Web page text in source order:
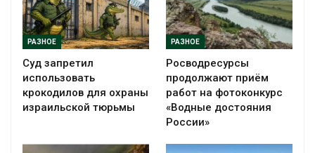
РАЗНОЕ
Суд запретил
использовать
крокодилов для охраны
израильской тюрьмы
РАЗНОЕ
Росводресурсы
продолжают приём
работ на фотоконкурс
«Водные достояния
России»